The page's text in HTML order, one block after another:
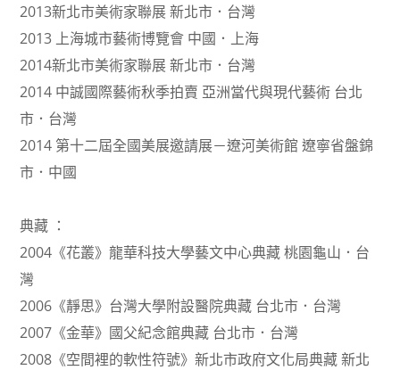
2013新北市美術家聯展 新北市．台灣
2013 上海城市藝術博覽會 中國．上海
2014新北市美術家聯展 新北市．台灣
2014 中誠國際藝術秋季拍賣 亞洲當代與現代藝術 台北
市．台灣
2014 第十二屆全國美展邀請展－遼河美術館 遼寧省盤錦
市．中國
典藏 ：
2004《花叢》龍華科技大學藝文中心典藏 桃園龜山．台
灣
2006《靜思》台灣大學附設醫院典藏 台北市．台灣
2007《金華》國父紀念館典藏 台北市．台灣
2008《空間裡的軟性符號》新北市政府文化局典藏 新北